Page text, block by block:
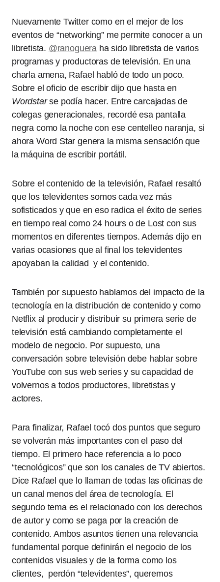
Nuevamente Twitter como en el mejor de los
eventos de “networking” me permite conocer a un
libretista. @ranoguera ha sido libretista de varios
programas y productoras de televisión. En una
charla amena, Rafael habló de todo un poco.
Sobre el oficio de escribir dijo que hasta en
Wordstarse podía hacer. Entre carcajadas de
colegas generacionales, recordé esa pantalla
negra como la noche con ese centelleo naranja, si
ahora Word Star genera la misma sensación que
la máquina de escribir portátil.
Sobre el contenido de la televisión, Rafael resaltó
que los televidentes somos cada vez más
sofisticados y que en eso radica el éxito de series
en tiempo real como 24 hours o de Lost con sus
momentos en diferentes tiempos. Además dijo en
varias ocasiones que al final los televidentes
apoyaban la calidad y el contenido.
También por supuesto hablamos del impacto de la
tecnología en la distribución de contenido y como
Netflix al producir y distribuir su primera serie de
televisión está cambiando completamente el
modelo de negocio. Por supuesto, una
conversación sobre televisión debe hablar sobre
YouTube con sus web series y su capacidad de
volvernos a todos productores, libretistas y
actores.
Para finalizar, Rafael tocó dos puntos que seguro
se volverán más importantes con el paso del
tiempo. El primero hace referencia a lo poco
“tecnológicos” que son los canales de TV abiertos.
Dice Rafael que lo llaman de todas las oficinas de
un canal menos del área de tecnología. El
segundo tema es el relacionado con los derechos
de autor y como se paga por la creación de
contenido. Ambos asuntos tienen una relevancia
fundamental porque definirán el negocio de los
contenidos visuales y de la forma como los
clientes, perdón “televidentes”, queremos